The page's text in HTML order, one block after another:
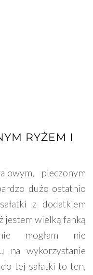
RYŻEM I
pieczonym
dużo ostatnio
z dodatkiem
jestem wielką fanką
mogłam nie
na wykorzystanie
tej sałatki to ten,